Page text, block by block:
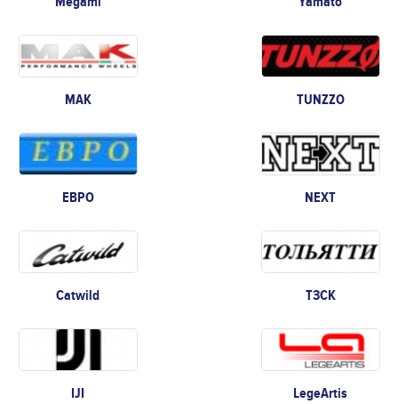
MAK TUNZZO
ЕВРО NEXT
Catwild ТЗСК
IJI LegeArtis